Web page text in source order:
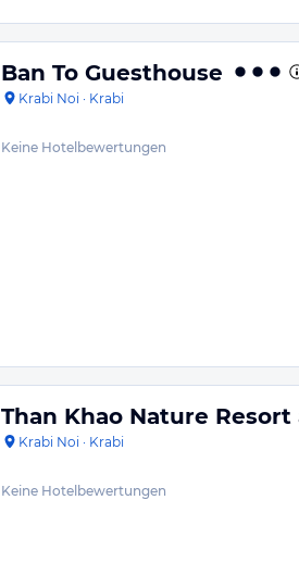
Ban To Guesthouse
Krabi Noi · Krabi
Keine Hotelbewertungen
Than Khao Nature
Krabi Noi · Krabi
Keine Hotelbewertungen